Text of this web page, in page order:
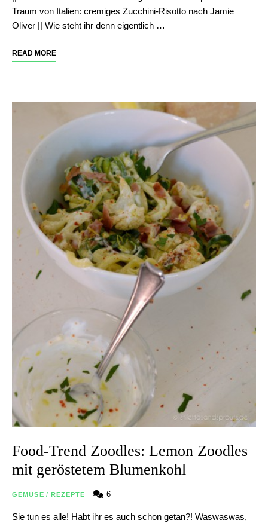
Traum von Italien: cremiges Zucchini-Risotto nach Jamie
Oliver || Wie steht ihr denn eigentlich …
READ MORE
Food-Trend Zoodles: Lemon Zoodles
mit geröstetem Blumenkohl
GEMÜSE / REZEPTE 6
Sie tun es alle! Habt ihr es auch schon getan?! Waswaswas,